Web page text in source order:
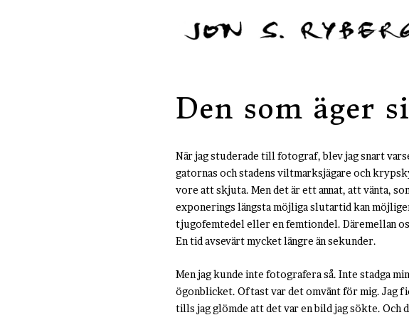
Den som äger
När jag studerade till fotograf, blev jag snart
gatornas och stadens viltmarksjägare och
vore att skjuta. Men det är ett annat, att vänta,
exponerings längsta möjliga slutartid kan
tjugofemtedel eller en femtiondel. Däremellan
En tid avsevärt mycket längre än sekunder.
Men jag kunde inte fotografera så. Inte stadga
ögonblicket. Oftast var det omvänt för mig. Jag
tills jag glömde att det var en bild jag sökte.